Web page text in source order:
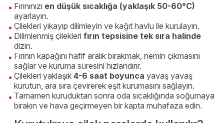
Fırınınızı en düşük sıcaklığa (yaklaşık 50-60°C)
ayarlayın.
Çilekleri yıkayıp dilimleyin ve kağıt havlu ile kurulayın.
Dilimlenmiş çilekleri fırın tepsisine tek sıra halinde
dizin.
Fırının kapağını hafif aralık bırakmak, nemin çıkmasını
sağlar ve kuruma süresini hızlandırır.
Çilekleri yaklaşık 4-6 saat boyunca yavaş yavaş
kurutun, ara sıra çevirerek eşit kurumasını sağlayın.
Tamamen kuruduktan sonra oda sıcaklığında soğumaya
bırakın ve hava geçirmeyen bir kapta muhafaza edin.